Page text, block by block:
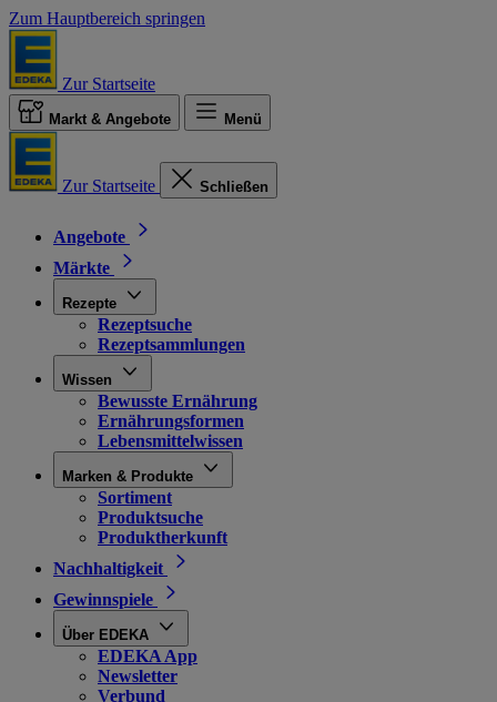
Zum Hauptbereich springen
Zur Startseite
Markt & Angebote Menü
Zur Startseite Schließen
Angebote
Märkte
Rezepte
Rezeptsuche
Rezeptsammlungen
Wissen
Bewusste Ernährung
Ernährungsformen
Lebensmittelwissen
Marken & Produkte
Sortiment
Produktsuche
Produktherkunft
Nachhaltigkeit
Gewinnspiele
Über EDEKA
EDEKA App
Newsletter
Verbund